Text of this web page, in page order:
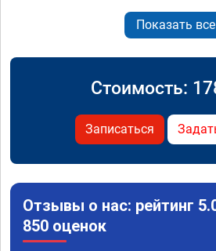
Показать все
Стоимость:
Записаться
Отзывы о нас: рейтинг
850 оценок